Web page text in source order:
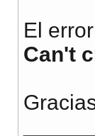
El
Can't